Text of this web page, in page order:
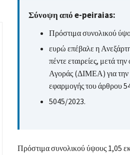
Σύνοψη από e-peiraias:
Πρόστιμα συνολικού
ευρώ επέβαλε η
πέντε εταιρείες, μετά
Αγοράς (ΔΙΜΕΑ) για την
εφαρμογής του άρθρου
5045/2023.
Πρόστιμα συνολικού ύψους 1,05